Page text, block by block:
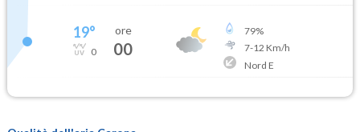
19°
0
ore
00
79%
7-12 Km/h
Nord E